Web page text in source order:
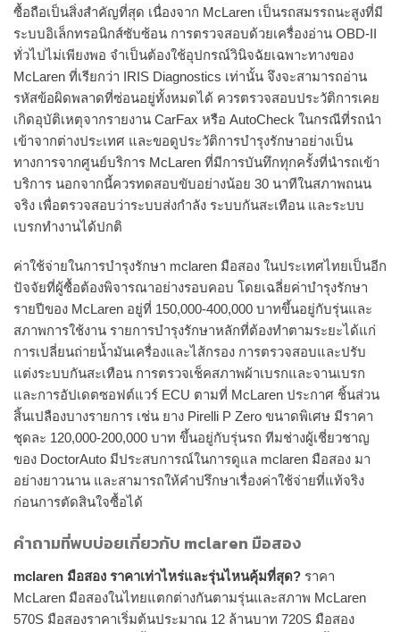
ซื้อถือเป็นสิ่งสำคัญที่สุด เนื่องจาก McLaren เป็นรถสมรรถนะสูงที่มี
ระบบอิเล็กทรอนิกส์ซับซ้อน การตรวจสอบด้วยเครื่องอ่าน OBD-II
ทั่วไปไม่เพียงพอ จำเป็นต้องใช้อุปกรณ์วินิจฉัยเฉพาะทางของ
McLaren ที่เรียกว่า IRIS Diagnostics เท่านั้น จึงจะสามารถอ่าน
รหัสข้อผิดพลาดที่ซ่อนอยู่ทั้งหมดได้ ควรตรวจสอบประวัติการเคย
เกิดอุบัติเหตุจากรายงาน CarFax หรือ AutoCheck ในกรณีที่รถนำ
เข้าจากต่างประเทศ และขอดูประวัติการบำรุงรักษาอย่างเป็น
ทางการจากศูนย์บริการ McLaren ที่มีการบันทึกทุกครั้งที่นำรถเข้า
บริการ นอกจากนี้ควรทดสอบขับอย่างน้อย 30 นาทีในสภาพถนน
จริง เพื่อตรวจสอบว่าระบบส่งกำลัง ระบบกันสะเทือน และระบบ
เบรกทำงานได้ปกติ
ค่าใช้จ่ายในการบำรุงรักษา mclaren มือสอง ในประเทศไทยเป็นอีก
ปัจจัยที่ผู้ซื้อต้องพิจารณาอย่างรอบคอบ โดยเฉลี่ยค่าบำรุงรักษา
รายปีของ McLaren อยู่ที่ 150,000-400,000 บาทขึ้นอยู่กับรุ่นและ
สภาพการใช้งาน รายการบำรุงรักษาหลักที่ต้องทำตามระยะได้แก่
การเปลี่ยนถ่ายน้ำมันเครื่องและไส้กรอง การตรวจสอบและปรับ
แต่งระบบกันสะเทือน การตรวจเช็คสภาพผ้าเบรกและจานเบรก
และการอัปเดตซอฟต์แวร์ ECU ตามที่ McLaren ประกาศ ชิ้นส่วน
สิ้นเปลืองบางรายการ เช่น ยาง Pirelli P Zero ขนาดพิเศษ มีราคา
ชุดละ 120,000-200,000 บาท ขึ้นอยู่กับรุ่นรถ ทีมช่างผู้เชี่ยวชาญ
ของ DoctorAuto มีประสบการณ์ในการดูแล mclaren มือสอง มา
อย่างยาวนาน และสามารถให้คำปรึกษาเรื่องค่าใช้จ่ายที่แท้จริง
ก่อนการตัดสินใจซื้อได้
คำถามที่พบบ่อยเกี่ยวกับ mclaren มือสอง
mclaren มือสอง ราคาเท่าไหร่และรุ่นไหนคุ้มที่สุด? ราคา
McLaren มือสองในไทยแตกต่างกันตามรุ่นและสภาพ McLaren
570S มือสองราคาเริ่มต้นประมาณ 12 ล้านบาท 720S มือสอง